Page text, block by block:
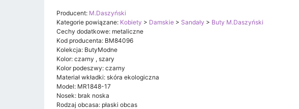
Producent: M.Daszyński
Kategorie powiązane: Kobiety > Damskie > Sandały > Buty M.Daszyński
Cechy dodatkowe: metaliczne
Kod producenta: BM84096
Kolekcja: ButyModne
Kolor: czarny , szary
Kolor podeszwy: czarny
Materiał wkładki: skóra ekologiczna
Model: MR1848-17
Nosek: brak noska
Rodzaj obcasa: płaski obcas